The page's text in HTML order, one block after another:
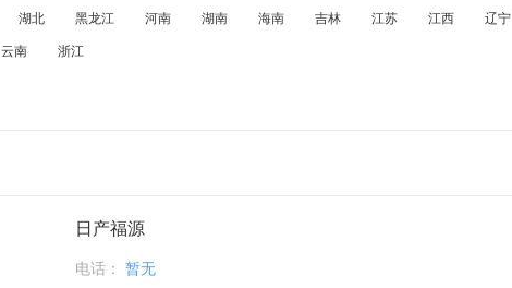
湖北 黑龙江 河南 湖南 海南 吉林 江苏 江西 辽宁
云南 浙江
日产福源
电话： 暂无